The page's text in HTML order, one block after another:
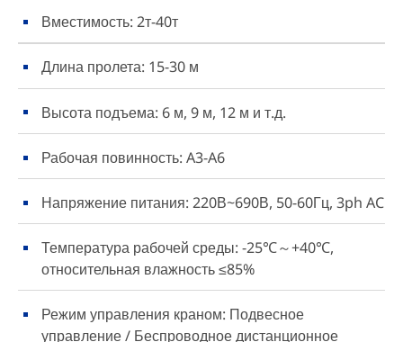
Вместимость: 2т-40т
Длина пролета: 15-30 м
Высота подъема: 6 м, 9 м, 12 м и т.д.
Рабочая повинность: A3-A6
Напряжение питания: 220В~690В, 50-60Гц, 3ph AC
Температура рабочей среды: -25℃～+40℃,
относительная влажность ≤85%
Режим управления краном: Подвесное
управление / Беспроводное дистанционное